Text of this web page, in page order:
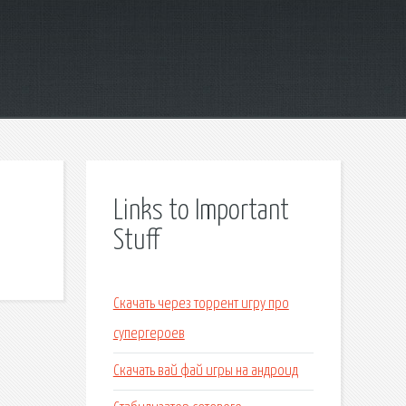
Links to Important
Stuff
Скачать через торрент игру про
супергероев
Скачать вай фай игры на андроид